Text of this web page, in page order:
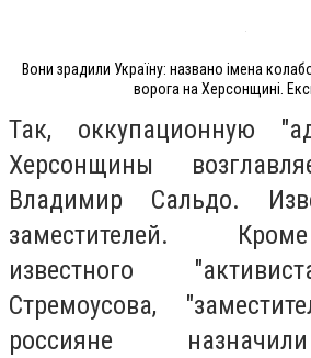
Вони зрадили Україну: названо імена
ворога на Херсонщині.
Так, оккупационную
Херсонщины
Владимир Сальдо.
заместителей.
известного
Стремоусова,
россияне